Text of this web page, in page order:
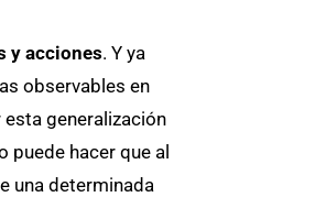
y acciones. Y ya
observables en
generalización
hacer que al
una determinada